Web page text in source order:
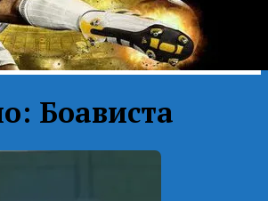
Боависта